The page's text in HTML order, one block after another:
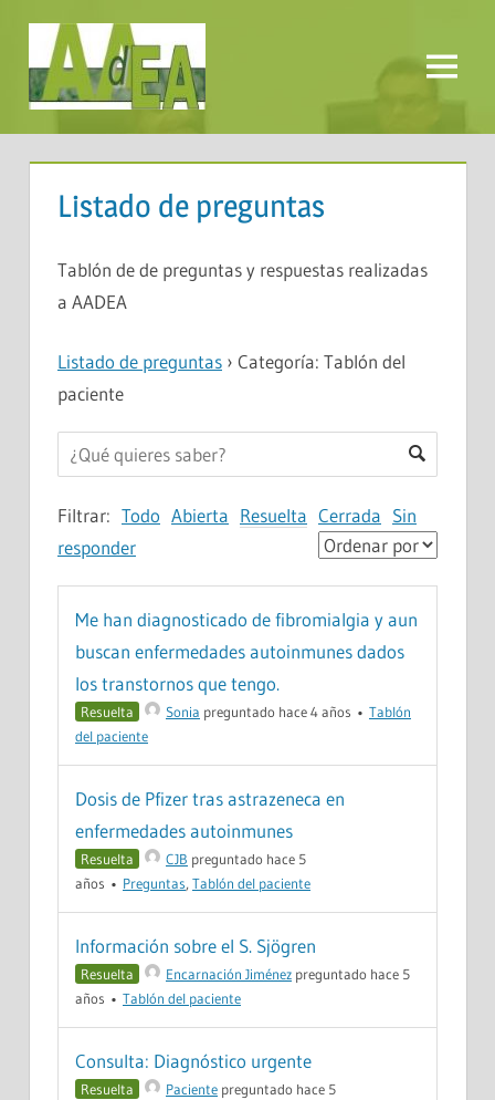
contenido
AADEA Menú
Listado de preguntas
Tablón de de preguntas y respuestas realizadas
a AADEA
Listado de preguntas › Categoría: Tablón del
paciente
Filtrar: Todo Abierta Resuelta Cerrada Sin
responder
Me han diagnosticado de fibromialgia y aun
buscan enfermedades autoinmunes dados
los transtornos que tengo.
Resuelta Sonia preguntado hace 4 años • Tablón
del paciente
Dosis de Pfizer tras astrazeneca en
enfermedades autoinmunes
Resuelta CJB preguntado hace 5
años • Preguntas,Tablón del paciente
Información sobre el S. Sjögren
Resuelta Encarnación Jiménez preguntado hace 5
años • Tablón del paciente
Consulta: Diagnóstico urgente
Resuelta Paciente preguntado hace 5